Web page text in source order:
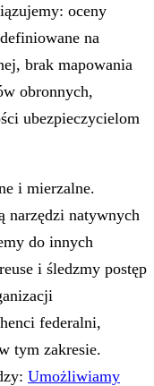
oceny
na
brak mapowania
obronnych,
ubezpieczycielom
i mierzalne.
narzędzi natywnych
do innych
i śledzmy postęp
federalni,
tym zakresie.
Umożliwiamy